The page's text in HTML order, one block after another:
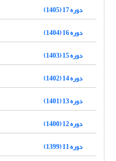
دوره 17 (1405)
دوره 16 (1404)
دوره 15 (1403)
دوره 14 (1402)
دوره 13 (1401)
دوره 12 (1400)
دوره 11 (1399)